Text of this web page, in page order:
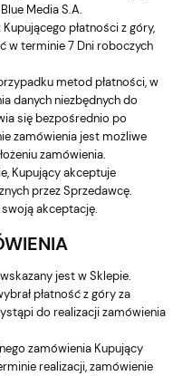
Media S.A.
płatności z góry,
w terminie 7 Dni roboczych
metod płatności, w
danych niezbędnych do
się bezpośrednio po
zamówienia jest możliwe
zamówienia.
Kupujący akceptuje
przez Sprzedawcę.
akceptację.
jest w Sklepie.
płatność z góry za
do realizacji zamówienia
zamówienia Kupujący
realizacji, zamówienie